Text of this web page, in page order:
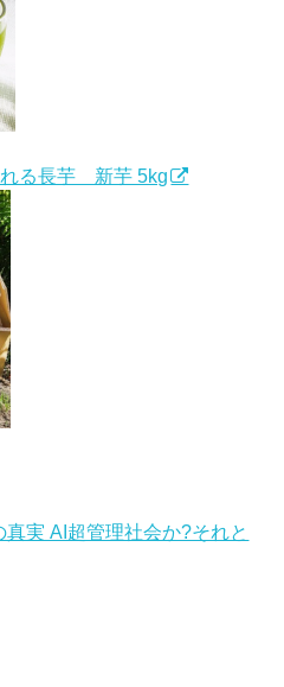
れる長芋 新芋 5kg
実 AI超管理社会か?それと